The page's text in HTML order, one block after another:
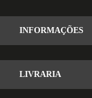
INFORMAÇÕES
LIVRARIA